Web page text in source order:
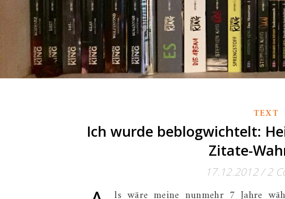
TEXT
Ich wurde beblogwichtelt:
Zitate-
17.12.2012/ 2
ls wäre meine nunmehr 7 Jahre